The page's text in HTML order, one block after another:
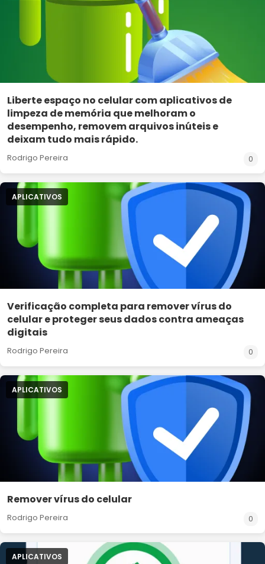
Liberte espaço no celular com aplicativos de
limpeza de memória que melhoram o
desempenho, removem arquivos inúteis e
deixam tudo mais rápido.
Rodrigo Pereira 0
APLICATIVOS
Verificação completa para remover vírus do
celular e proteger seus dados contra ameaças
digitais
Rodrigo Pereira 0
APLICATIVOS
Remover vírus do celular
Rodrigo Pereira 0
APLICATIVOS